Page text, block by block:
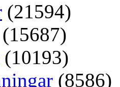
(21594)
(15687)
(10193)
(8586)